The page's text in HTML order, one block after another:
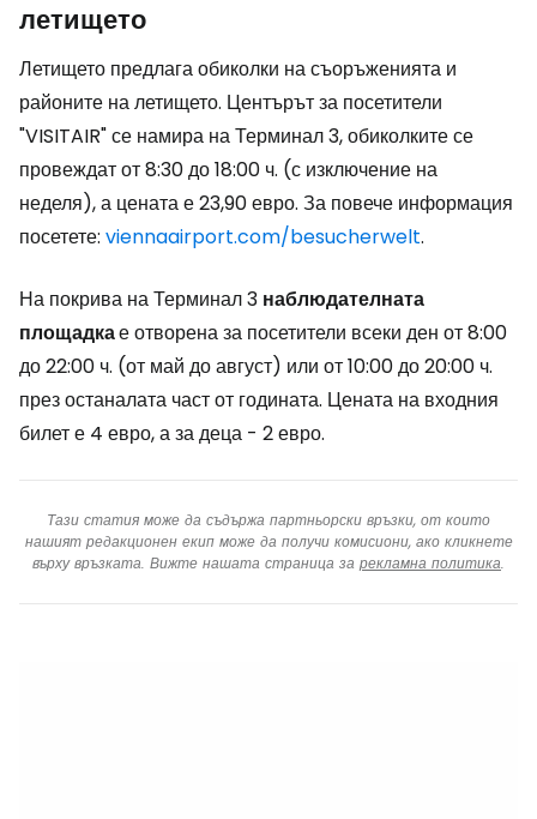
летището
Летището предлага обиколки на съоръженията и
районите на летището. Центърът за посетители
"VISITAIR" се намира на Терминал 3, обиколките се
провеждат от 8:30 до 18:00 ч. (с изключение на
неделя), а цената е 23,90 евро. За повече информация
посетете: viennaairport.com/besucherwelt.
На покрива на Терминал 3 наблюдателната
площадкае отворена за посетители всеки ден от 8:00
до 22:00 ч. (от май до август) или от 10:00 до 20:00 ч.
през останалата част от годината. Цената на входния
билет е 4 евро, а за деца - 2 евро.
Тази статия може да съдържа партньорски връзки, от които
нашият редакционен екип може да получи комисиони, ако кликнете
върху връзката. Вижте нашата страница за рекламна политика.